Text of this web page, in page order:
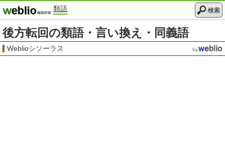
類語 検索
後方転回の類語・言い換え・同義語
Weblioシソーラス